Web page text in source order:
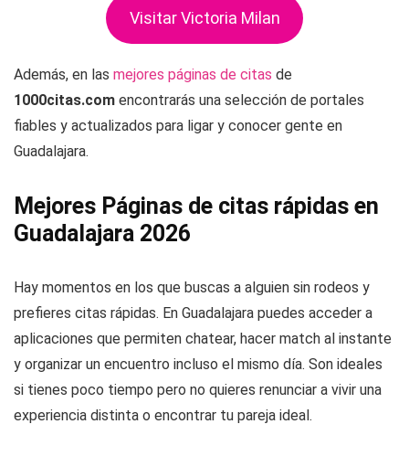
Visitar Victoria Milan
Además, en las mejores páginas de citas de
1000citas.com encontrarás una selección de portales
fiables y actualizados para ligar y conocer gente en
Guadalajara.
Mejores Páginas de citas rápidas en
Guadalajara 2026
Hay momentos en los que buscas a alguien sin rodeos y
prefieres citas rápidas. En Guadalajara puedes acceder a
aplicaciones que permiten chatear, hacer match al instante
y organizar un encuentro incluso el mismo día. Son ideales
si tienes poco tiempo pero no quieres renunciar a vivir una
experiencia distinta o encontrar tu pareja ideal.